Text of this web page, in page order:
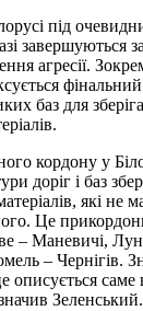
під
завершуються
агресії.
баз для
кордону у
доріг і баз
які не
Це
– Маневичі,
– Чернігів.
описується саме
Зеленський.